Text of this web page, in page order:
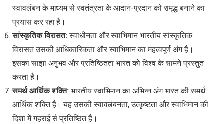
स्वावलंबन के माध्यम से स्वतंत्रता के आदान-प्रदान को समृद्ध बनाने का
प्रयास कर रहा है।
सांस्कृतिक विरासत:स्वाधीनता और स्वाभिमान भारतीय सांस्कृतिक
विरासत उसकी आधिकारिकता और स्वाभिमान का महत्वपूर्ण अंग है।
इसका साझा अनुभव और प्रतिष्ठितता भारत को विश्व के सामने प्रस्तुत
करता है।
समर्थ आर्थिक शक्ति: भारतीय स्वाभिमान का अभिन्न अंग भारत की समर्थ
आर्थिक शक्ति है। यह उसकी स्वावलंबनता, उत्कृष्टता और स्वाभिमान की
दिशा में गहराई से प्रतिष्ठित है।